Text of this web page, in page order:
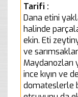
Tarifi :
Dana etini
halinde
ekin. Eti
ve
Maydanozları
ince kıyın ve
domateslerle